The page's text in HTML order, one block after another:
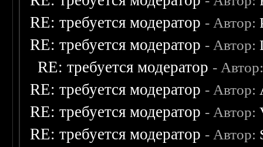
RE: требуется модератор - Автор:
RE: требуется модератор - Автор:
RE: требуется модератор -
RE: требуется модератор - Автор:
RE: требуется модератор - Автор:
RE: требуется модератор - Автор: